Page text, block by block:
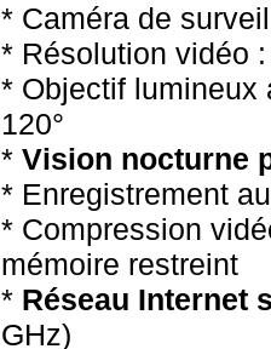
* Caméra de
* Résolution vidéo
* Objectif lumineux
120°
* Vision nocturne
* Enregistrement
* Compression
mémoire restreint
* Réseau Internet
GHz)